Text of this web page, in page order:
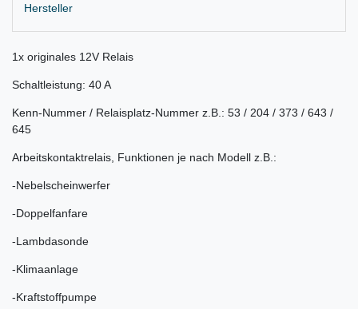
Hersteller
1x originales 12V Relais
Schaltleistung: 40 A
Kenn-Nummer / Relaisplatz-Nummer z.B.: 53 / 204 / 373 / 643 /
645
Arbeitskontaktrelais, Funktionen je nach Modell z.B.:
-Nebelscheinwerfer
-Doppelfanfare
-Lambdasonde
-Klimaanlage
-Kraftstoffpumpe